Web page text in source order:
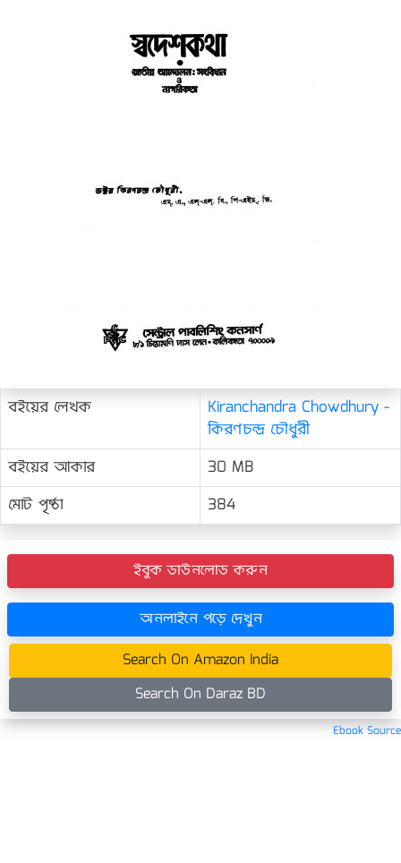
বইয়ের লেখক
Kiranchandra Chowdhury -
কিরণচন্দ্র চৌধুরী
বইয়ের আকার
30 MB
মোট পৃষ্ঠা
384
ইবুক ডাউনলোড করুন
অনলাইনে পড়ে দেখুন
Search On Amazon India
Search On Daraz BD
Ebook Source